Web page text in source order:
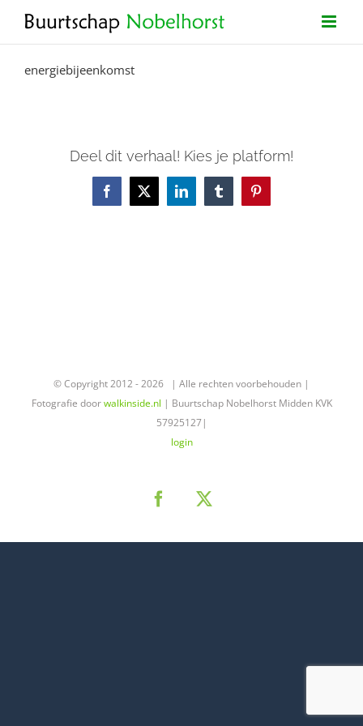
energiebijeenkomst
Deel dit verhaal! Kies je platform!
Facebook
X LinkedInTumblrPinterest
© Copyright 2012 -2026 | Alle rechten voorbehouden |
Fotografie doorwalkinside.nl | Buurtschap Nobelhorst Midden KVK
57925127|
login
Facebook
X